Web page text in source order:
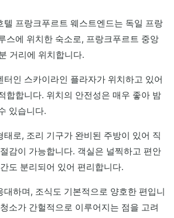
텔 프랑크푸르트 웨스트엔드는 독일 프랑
스에 위치한 숙소로, 프랑크푸르트 중앙
거리에 위치합니다.
터인 스카이라인 플라자가 위치하고 있어
합합니다. 위치의 안전성은 매우 좋아 밤
있습니다.
태로, 조리 기구가 완비된 주방이 있어 직
감이 가능합니다. 객실은 널찍하고 편안
도 분리되어 있어 편리합니다.
대하며, 조식도 기본적으로 양호한 편입니
소가 간헐적으로 이루어지는 점을 고려